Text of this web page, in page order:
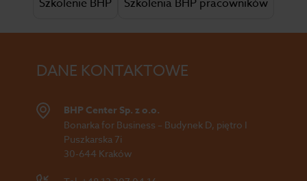
Szkolenie BHP
Szkolenia BHP pracowników
DANE KONTAKTOWE
BHP Center Sp. z o.o.
Bonarka for Business – Budynek D, piętro I
Puszkarska 7i
30-644 Kraków